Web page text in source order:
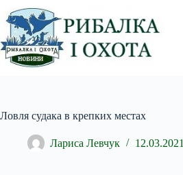
Перейти
до
вмісту
Ловля судака в крепких местах
Лариса Левчук 12.03.2021